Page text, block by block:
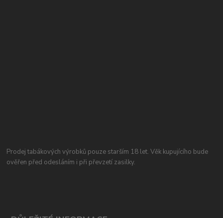
Prodej tabákových výrobků pouze starším 18 let. Věk kupujícího bude
ověřen před odesláním i při převzetí zasilky.